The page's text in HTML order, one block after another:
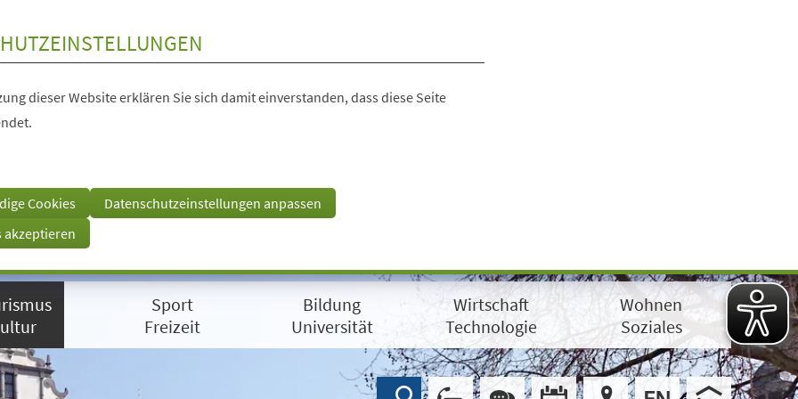
dieser Website erklären Sie sich damit einverstanden, dass diese Seite
Cookies
Datenschutzeinstellungen anpassen
akzeptieren
Sport
Freizeit
Bildung
Universität
Wirtschaft
Technologie
Wohnen
Soziales